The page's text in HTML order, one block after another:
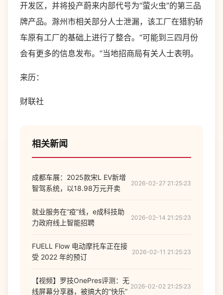
开发区，并将投产蔚来内部代号为“萤火虫”的第三品
牌产品。滁州市相关部分人士泄漏，该工厂在猎豹轿
车原有工厂的基础上进行了整合。“可能到三四月份
会有更多的信息发布。”当地招商局有关人士表明。
来历：
财联社
相关新闻
成都车展：2025款宋L EV新增
智驾系统，以18.98万元开卖
2026-02-27 21:25:23
就业服务在“疫”线，e成科技助
力政府线上智能招聘
2026-02-14 21:25:23
FUELL Flow 电动摩托车正在接
受 2022 年的预订
2026-02-11 21:25:23
【视频】罗技OnePres评测：无
线屏幕分享器，被搞大的“快乐”
2026-02-02 21:25:23